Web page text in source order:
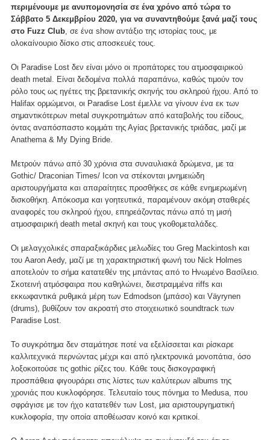
περιμένουμε με ανυπομονησία σε ένα χρόνο από τώρα το
Σάββατο 5 Δεκεμβρίου 2020, για να συναντηθούμε ξανά μαζί τους
στο Fuzz Club , σε ένα show αντάξιο της ιστορίας τους, με
ολοκαίνουριο δίσκο στις αποσκευές τους.
Οι Paradise Lost δεν είναι μόνο οι προπάτορες του ατμοσφαιρικού
death metal. Είναι δεδομένα πολλά παραπάνω, καθώς τιμούν τον
ρόλο τους ως ηγέτες της βρετανικής σκηνής του σκληρού ήχου. Από το
Halifax ορμώμενοι, οι Paradise Lost έμελλε να γίνουν ένα εκ των
σημαντικότερων metal συγκροτημάτων από καταβολής του είδους,
όντας αναπόσπαστο κομμάτι της Αγίας βρετανικής τριάδας, μαζί με
Anathema & Μy Dying Bride.
Mετρούν πάνω από 30 χρόνια στα συναυλιακά δρώμενα, με τα
Gothic/ Draconian Times/ Icon να στέκονται μνημειώδη
αριστουργήματα και απαραίτητες προσθήκες σε κάθε ενημερωμένη
δισκοθήκη. Aπόκοσμα και γοητευτικά, παραμένουν ακόμη σταθερές
αναφορές του σκληρού ήχου, επηρεάζοντας πάνω από τη μισή
ατμοσφαιρική death metal σκηνή και τους γκοθομεταλάδες.
Οι μελαγχολικές σπαραξικάρδιες μελωδίες του Greg Mackintosh και
του Aaron Aedy, μαζί με τη χαρακτηριστική φωνή του Nick Holmes
αποτελούν το σήμα κατατεθέν της μπάντας από το Ηνωμένο Βασίλειο.
Σκοτεινή ατμόσφαιρα που καθηλώνει, διεστραμμένα riffs και
εκκωφαντικά ρυθμικά μέρη των Edmodson (μπάσο) και Väyrynen
(drums), βυθίζουν τον ακροατή στο στοιχειωτικό soundtrack των
Paradise Lost.
Το συγκρότημα δεν σταμάτησε ποτέ να εξελίσσεται και ρίσκαρε
καλλιτεχνικά περνώντας μέχρι και από ηλεκτρονικά μονοπάτια, όσο
λοξοκοιτούσε τις gothic ρίζες του. Κάθε τους δισκογραφική
προσπάθεια φιγουράρει στις λίστες των καλύτερων albums της
χρονιάς που κυκλοφόρησε. Τελευταίο τους πόνημα το Medusa, που
σφράγισε με τον ήχο κατατεθέν των Lost, μια αριστουργηματική
κυκλοφορία, την οποία αποθέωσαν κοινό και κριτικοί.